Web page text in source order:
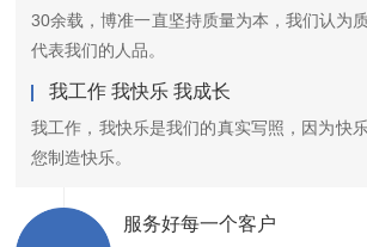
30余载，博准一直坚持质量为本，我们认为
代表我们的人品。
我工作 我快乐 我成长
我工作，我快乐是我们的真实写照，因为快
您制造快乐。
服务好每一个客户